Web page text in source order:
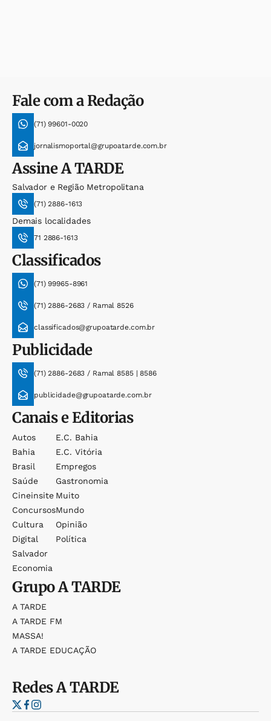
Fale com a Redação
(71) 99601-0020
jornalismoportal@grupoatarde.com.br
AssineA TARDE
Salvador e Região Metropolitana
(71) 2886-1613
Demais localidades
71 2886-1613
Classificados
(71) 99965-8961
(71) 2886-2683 / Ramal 8526
classificados@grupoatarde.com.br
Publicidade
(71) 2886-2683 / Ramal 8585 | 8586
publicidade@grupoatarde.com.br
Canais e Editorias
Autos
Bahia
Brasil
Saúde
Cineinsite
Concursos
Cultura
Digital
Salvador
Economia
E.c. Bahia
E.c. Vitória
Empregos
Gastronomia
Muito
Mundo
Opinião
Política
GrupoA TARDE
A TARDE
A TARDE FM
MASSA!
A TARDE EDUCAÇÃO
RedesA TARDE